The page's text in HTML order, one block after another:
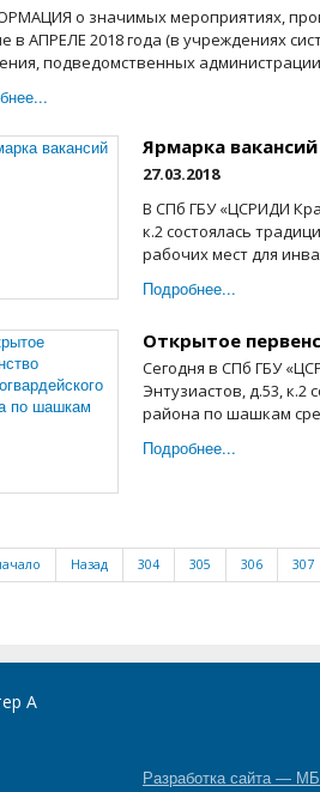
о значимых мероприятиях,
в АПРЕЛЕ 2018 года (в учреждениях
подведомственных
Ярмарка вакансий
27.03.2018
В СПб ГБУ «ЦСРИДИ
к.2 состоялась
рабочих мест для
Подробнее...
Открытое
Сегодня в СПб ГБУ
Энтузиастов, д.53, к.2
района по шашкам
Подробнее...
Назад 304 305 306 307
А
Разработка сайта —